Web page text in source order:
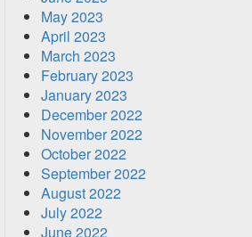
May 2023
April 2023
March 2023
February 2023
January 2023
December 2022
November 2022
October 2022
September 2022
August 2022
July 2022
June 2022